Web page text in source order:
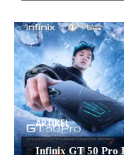
ARTIKEL
Infinix GT 50 Pro